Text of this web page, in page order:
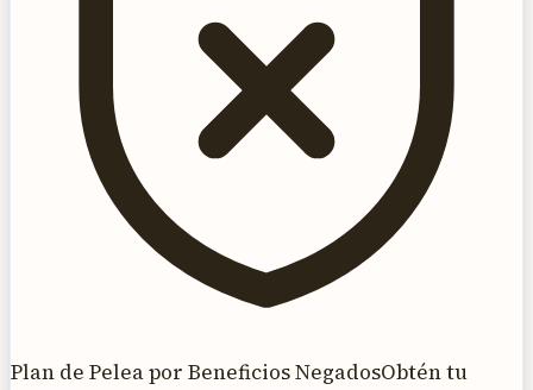
Plan de Pelea por Beneficios NegadosObtén tu